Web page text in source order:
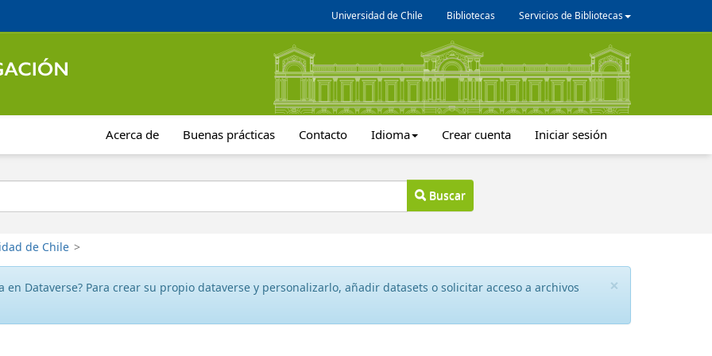
Universidad de Chile Bibliotecas Servicios de Bibliotecas
Acerca de Buenas prácticas Contacto Idioma Crear cuenta Iniciar sesión
Buscar
de Chile >
×
en Dataverse? Para crear su propio dataverse y personalizarlo, añadir datasets o solicitar acceso a archivos